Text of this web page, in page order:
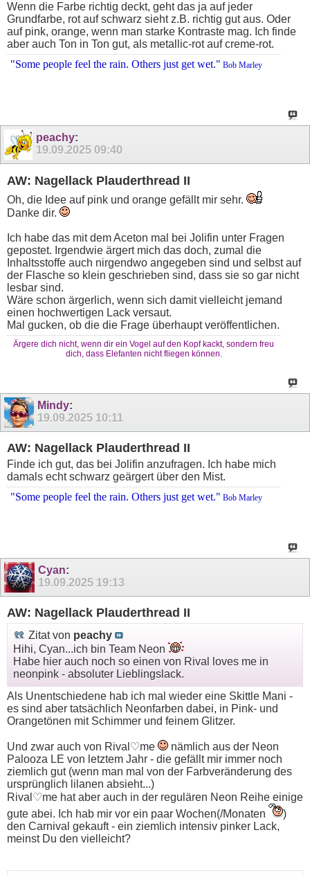
Wenn die Farbe richtig deckt, geht das ja auf jeder
Grundfarbe, rot auf schwarz sieht z.B. richtig gut aus. Oder
auf pink, orange, wenn man starke Kontraste mag. Ich finde
aber auch Ton in Ton gut, als metallic-rot auf creme-rot.
"Some people feel the rain. Others just get wet." Bob Marley
peachy:
19.09.2025 09:40
AW: Nagellack Plauderthread II
Oh, die Idee auf pink und orange gefällt mir sehr.
Danke dir.
Ich habe das mit dem Aceton mal bei Jolifin unter Fragen
gepostet. Irgendwie ärgert mich das doch, zumal die
Inhaltsstoffe auch nirgendwo angegeben sind und selbst auf
der Flasche so klein geschrieben sind, dass sie so gar nicht
lesbar sind.
Wäre schon ärgerlich, wenn sich damit vielleicht jemand
einen hochwertigen Lack versaut.
Mal gucken, ob die die Frage überhaupt veröffentlichen.
Ärgere dich nicht, wenn dir ein Vogel auf den Kopf kackt, sondern freu
dich, dass Elefanten nicht fliegen können.
Mindy:
19.09.2025 10:11
AW: Nagellack Plauderthread II
Finde ich gut, das bei Jolifin anzufragen. Ich habe mich
damals echt schwarz geärgert über den Mist.
"Some people feel the rain. Others just get wet." Bob Marley
Cyan:
19.09.2025 19:13
AW: Nagellack Plauderthread II
Zitat von peachy
Hihi, Cyan...ich bin Team Neon
Habe hier auch noch so einen von Rival loves me in
neonpink - absoluter Lieblingslack.
Als Unentschiedene hab ich mal wieder eine Skittle Mani -
es sind aber tatsächlich Neonfarben dabei, in Pink- und
Orangetönen mit Schimmer und feinem Glitzer.
Und zwar auch von Rival♡me
nämlich aus der Neon
Palooza LE von letztem Jahr - die gefällt mir immer noch
ziemlich gut (wenn man mal von der Farbveränderung des
ursprünglich lilanen absieht...)
Rival♡me hat aber auch in der regulären Neon Reihe einige
gute abei. Ich hab mir vor ein paar Wochen(/Monaten
)
den Carnival gekauft - ein ziemlich intensiv pinker Lack,
meinst Du den vielleicht?